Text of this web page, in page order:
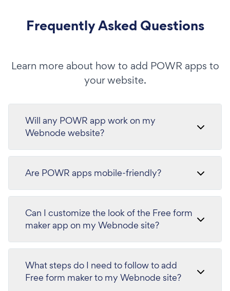
Frequently Asked Questions
Learn more about how to add POWR apps to
your website.
Will any POWR app work on my
Webnode website?
Are POWR apps mobile-friendly?
Can I customize the look of the Free form
maker app on my Webnode site?
What steps do I need to follow to add
Free form maker to my Webnode site?